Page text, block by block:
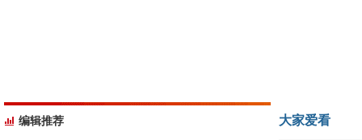
编辑推荐 大家爱看